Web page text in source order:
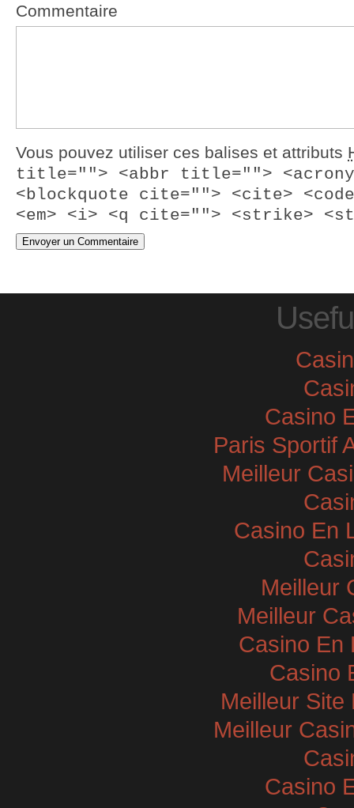
Commentaire
Vous pouvez utiliser ces balises et attributs
title=""> <abbr title="">
<blockquote cite=""> <cite>
<em> <i> <q cite=""> <strike>
Casino
Paris Sportif
Meilleur
Casino En
Meilleur
Meilleur
Casino En
Casino
Meilleur Site
Meilleur
Casino